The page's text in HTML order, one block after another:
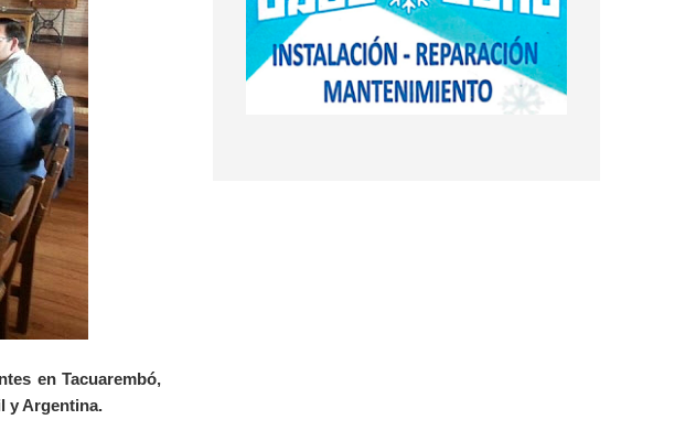
en Tacuarembó,
y Argentina.